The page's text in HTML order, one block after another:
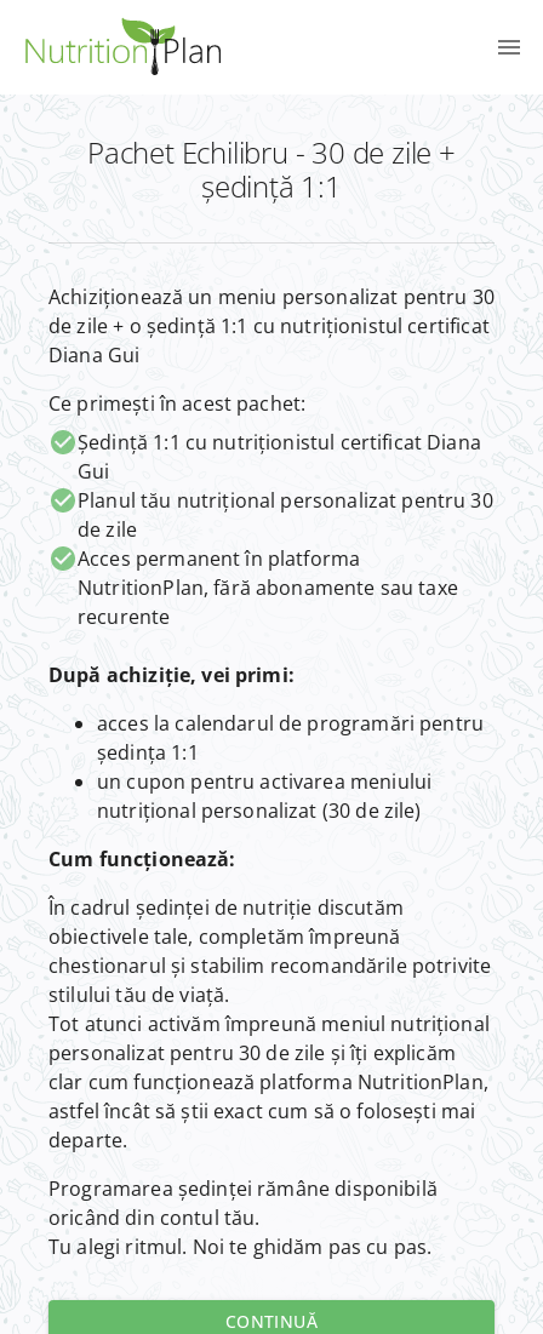
Pachet Echilibru - 30 de zile +
ședință 1:1
Achiziționează un meniu personalizat pentru 30
de zile + o ședință 1:1 cu nutriționistul certificat
Diana Gui
Ce primești în acest pachet:
Ședință 1:1 cu nutriționistul certificat Diana
Gui
Planul tău nutrițional personalizat pentru 30
de zile
Acces permanent în platforma
NutritionPlan, fără abonamente sau taxe
recurente
După achiziție, vei primi:
acces la calendarul de programări pentru
ședința 1:1
un cupon pentru activarea meniului
nutrițional personalizat (30 de zile)
Cum funcționează:
În cadrul ședinței de nutriție discutăm
obiectivele tale, completăm împreună
chestionarul și stabilim recomandările potrivite
stilului tău de viață.
Tot atunci activăm împreună meniul nutrițional
personalizat pentru 30 de zile și îți explicăm
clar cum funcționează platforma NutritionPlan,
astfel încât să știi exact cum să o folosești mai
departe.
Programarea ședinței rămâne disponibilă
oricând din contul tău.
Tu alegi ritmul. Noi te ghidăm pas cu pas.
CONTINUĂ